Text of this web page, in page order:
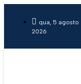
qua, 5 agosto
2026